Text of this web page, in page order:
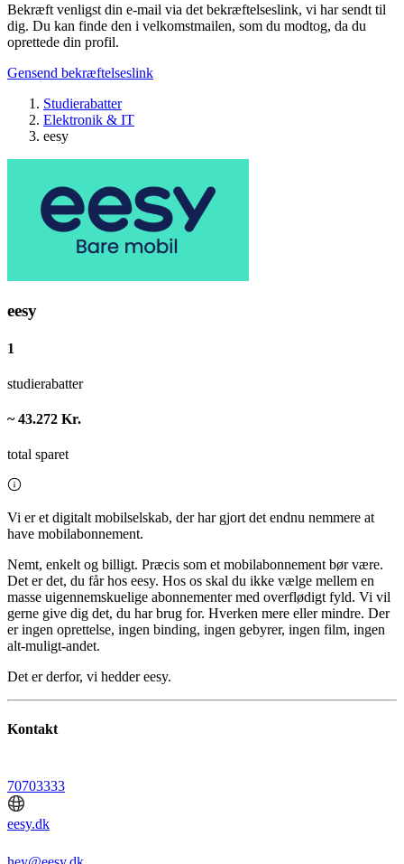
Bekræft venligst din e-mail via det bekræftelseslink, vi har sendt til
dig. Du kan finde den i velkomstmailen, som du modtog, da du
oprettede din profil.
Gensend bekræftelseslink
Studierabatter
Elektronik & IT
eesy
eesy
1
studierabatter
~ 43.272 Kr.
total sparet
Vi er et digitalt mobilselskab, der har gjort det endnu nemmere at
have mobilabonnement.
Nemt, enkelt og billigt. Præcis som et mobilabonnement bør være.
Det er det, du får hos eesy. Hos os skal du ikke vælge mellem en
masse uigennemskuelige abonnementer med overflødigt fyld. Vi vil
gerne give dig det, du har brug for. Hverken mere eller mindre. Der
er ingen oprettelse, ingen binding, ingen gebyrer, ingen film, ingen
alt-muligt-andet.
Det er derfor, vi hedder eesy.
Kontakt
70703333
eesy.dk